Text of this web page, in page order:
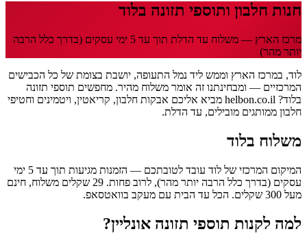
חנות חלבון ותוספי תזונה בלוד
מרכז הארץ — משלוח עד הדלת תוך עד 5 ימי עסקים (בדרך כלל הרבה
יותר מהר)
לוד, במרכז הארץ וממש ליד נמל התעופה, יושבת בצומת של כל הכבישים
המרכזיים — ומבחינתנו זה אומר משלוח מהיר. מחפשים תוספי תזונה
בלוד? helbon.co.il מביא אליכם אבקות חלבון, קריאטין, ויטמינים וחטיפי
חלבון ממותגים מובילים, עד הדלת.
משלוח בלוד
המיקום המרכזי של לוד עובד לטובתכם — הזמנות מגיעות תוך עד 5 ימי
עסקים (בדרך כלל הרבה יותר מהר), לרוב פחות. 29 שקלים משלוח, חינם
מעל 300 שקלים. הכל עד הבית עם מעקב בוואטסאפ.
למה לקנות תוספי תזונה אונליין?